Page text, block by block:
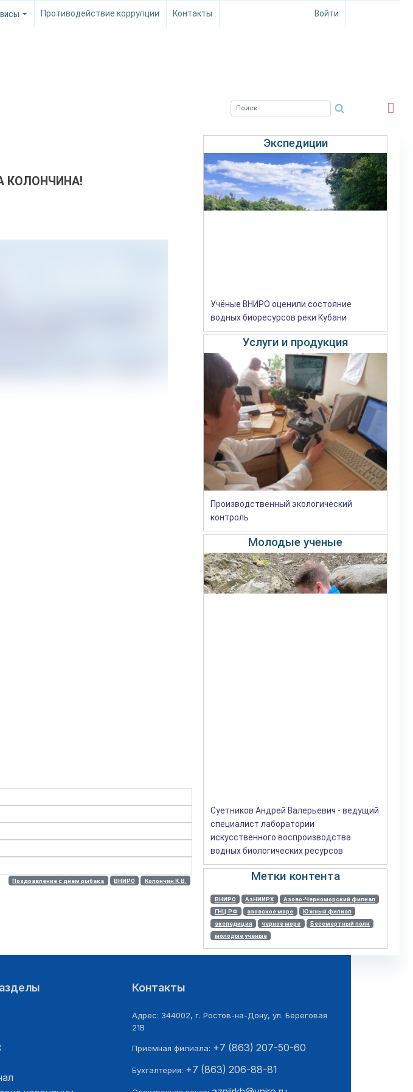
Противодействие коррупции Контакты Войти
КОЛОНЧИНА!
Поздравление с днем рыбака ВНИРО Колончин К.В.
Экспедиции
Учёные ВНИРО оценили состояние
водных биоресурсов реки Кубани
Услуги и продукция
Производственный экологический
контроль
Молодые ученые
Суетников Андрей Валерьевич - ведущий
специалист лаборатории
искусственного воспроизводства
водных биологических ресурсов
Метки контента
ВНИРО АзНИИРХ
Азово-Черноморский филиал
ГНЦ РФ
азовское море
Южный филиал
экспедиция
черное море
Бессмертный полк
молодые ученые
Контакты
Адрес: 344002, г. Ростов-на-Дону, ул. Береговая
21В
Приемная филиала: +7 (863) 207-50-60
Бухгалтерия: +7 (863) 206-88-81